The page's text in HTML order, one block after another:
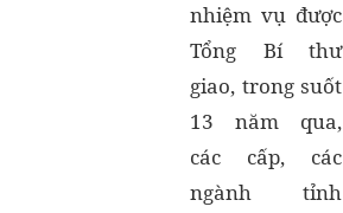
nhiệm vụ được
Tổng Bí thư
giao, trong suốt
13 năm qua,
các cấp, các
ngành tỉnh